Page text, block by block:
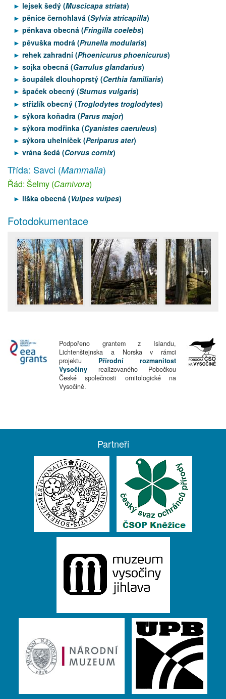
lejsek šedý (Muscicapa striata)
pěnice černohlavá (Sylvia atricapilla)
pěnkava obecná (Fringilla coelebs)
pěvuška modrá (Prunella modularis)
rehek zahradní (Phoenicurus phoenicurus)
sojka obecná (Garrulus glandarius)
šoupálek dlouhoprstý (Certhia familiaris)
špaček obecný (Sturnus vulgaris)
střízlík obecný (Troglodytes troglodytes)
sýkora koňadra (Parus major)
sýkora modřinka (Cyanistes caeruleus)
sýkora uhelníček (Periparus ater)
vrána šedá (Corvus cornix)
Třída: Savci (Mammalia)
Řád: Šelmy (Carnivora)
liška obecná (Vulpes vulpes)
Fotodokumentace
Podpořeno grantem z Islandu,
Lichtenštejnska a Norska v rámci
projektu Přírodní rozmanitost
Vysočiny realizovaného Pobočkou
České společnosti ornitologické na
Vysočině.
Partneři